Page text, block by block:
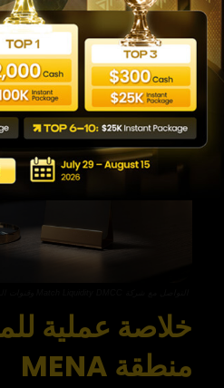
تجربة المتداول الفعلية تبدأ من
اختيار البنية التقنية المناسبة،
تداول مدروسة ومنضبطة.
خلاصة عملية
منطقة MENA